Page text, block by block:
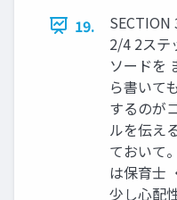
19.
SECTION
2/4 2ステ
ソードを
ら書いて
するのが
ルを伝え
ておいて
は保育士
少し心配